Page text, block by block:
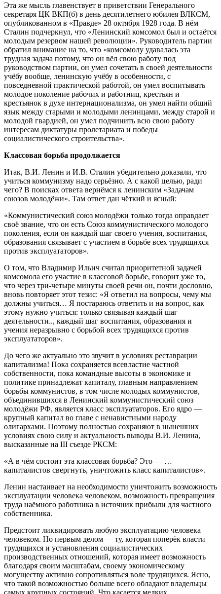
Эта же мысль главенствует в приветствии Генерального
секретаря ЦК ВКП(б) в день десятилетнего юбилея ВЛКСМ,
опубликованном в «Правде» 28 октября 1928 года. В нём
Сталин подчеркнул, что «Ленинский комсомол был и остаётся
молодым резервом нашей революции». Руководитель партии
обратил внимание на то, что «комсомолу удавалась эта
трудная задача потому, что он вёл свою работу под
руководством партии, он умел сочетать в своей деятельности
учёбу вообще, ленинскую учёбу в особенности, с
повседневной практической работой, он умел воспитывать
молодое поколение рабочих и работниц, крестьян и
крестьянок в духе интернационализма, он умел найти общий
язык между старыми и молодыми ленинцами, между старой и
молодой гвардией, он умел подчинить всю свою работу
интересам диктатуры пролетариата и победы
социалистического строительства».
Классовая борьба продолжается
Итак, В.И. Ленин и И.В. Сталин убедительно доказали, что
учиться коммунизму надо серьёзно. А с какой целью, ради
чего? В поисках ответа вернёмся к ленинским «Задачам
союзов молодёжи». Там ответ дан чёткий и ясный:
«Коммунистический союз молодёжи только тогда оправдает
своё звание, что он есть Союз коммунистического молодого
поколения, если он каждый шаг своего учения, воспитания,
образования связывает с участием в борьбе всех трудящихся
против эксплуататоров».
О том, что Владимир Ильич считал приоритетной задачей
комсомола его участие в классовой борьбе, говорит уже то,
что через три-четыре минуты своей речи он, почти дословно,
вновь повторяет этот тезис: «Я ответил на вопросы, чему мы
должны учиться… Я постараюсь ответить и на вопрос, как
этому нужно учиться: только связывая каждый шаг
деятельности.., каждый шаг воспитания, образования и
учения неразрывно с борьбой всех трудящихся против
эксплуататоров».
До чего же актуально это звучит в условиях реставрации
капитализма! Пока сохраняется всевластие частной
собственности, пока командные высоты в экономике и
политике принадлежат капиталу, главным направлением
борьбы коммунистов, в том числе молодых коммунистов,
объединившихся в Ленинский коммунистический союз
молодёжи РФ, является класс эксплуататоров. Его ядро —
крупный капитал во главе с ненавистными народу
олигархами. Поэтому полностью сохраняют в нынешних
условиях свою силу и актуальность выводы В.И. Ленина,
высказанные на III съезде РКСМ:
«А в чём состоит эта классовая борьба? Это — …
капиталистов свергнуть, уничтожить класс капиталистов».
Ленин настаивает на необходимости уничтожить возможность
эксплуатации человека человеком, возможность превращения
труда наёмного работника в источник прибыли для частного
собственника.
Предстоит ликвидировать любую эксплуатацию человека
человеком. Но первым делом — ту, которая поперёк власти
трудящихся и установления социалистических
производственных отношений, которая имеет возможность
благодаря своим масштабам, своему экономическому
могуществу активно сопротивляться воле трудящихся. Ясно,
что такой возможностью больше всего обладают владельцы
самых крупных состояний. Что касается мелких